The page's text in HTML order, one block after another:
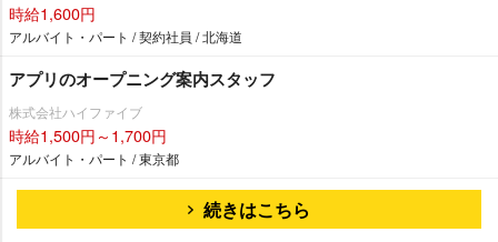
時給1,600円
アルバイト・パート / 契約社員 / 北海道
アプリのオープニング案内スタッフ
株式会社ハイファイブ
時給1,500円～1,700円
アルバイト・パート / 東京都
続きはこちら